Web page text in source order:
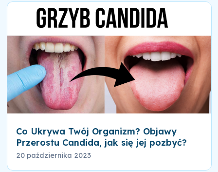
Co Ukrywa Twój Organizm? Objawy
Przerostu Candida, jak się jej pozbyć?
20 października 2023